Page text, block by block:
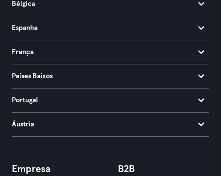
Bélgica
Espanha
França
Países Baixos
Portugal
Áustria
Empresa B2B